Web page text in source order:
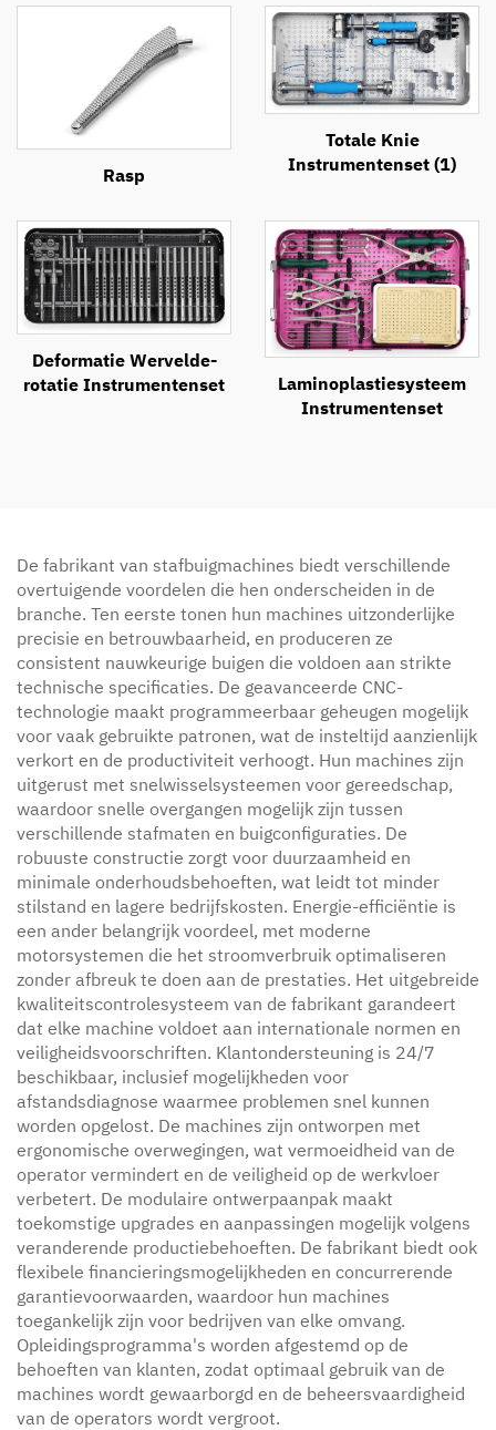
Rasp
Totale Knie
Instrumentenset (1)
Deformatie Wervelde-
rotatie Instrumentenset
Laminoplastiesysteem
Instrumentenset
De fabrikant van stafbuigmachines biedt verschillende
overtuigende voordelen die hen onderscheiden in de
branche. Ten eerste tonen hun machines uitzonderlijke
precisie en betrouwbaarheid, en produceren ze
consistent nauwkeurige buigen die voldoen aan strikte
technische specificaties. De geavanceerde CNC-
technologie maakt programmeerbaar geheugen mogelijk
voor vaak gebruikte patronen, wat de insteltijd aanzienlijk
verkort en de productiviteit verhoogt. Hun machines zijn
uitgerust met snelwisselsysteemen voor gereedschap,
waardoor snelle overgangen mogelijk zijn tussen
verschillende stafmaten en buigconfiguraties. De
robuuste constructie zorgt voor duurzaamheid en
minimale onderhoudsbehoeften, wat leidt tot minder
stilstand en lagere bedrijfskosten. Energie-efficiëntie is
een ander belangrijk voordeel, met moderne
motorsystemen die het stroomverbruik optimaliseren
zonder afbreuk te doen aan de prestaties. Het uitgebreide
kwaliteitscontrolesysteem van de fabrikant garandeert
dat elke machine voldoet aan internationale normen en
veiligheidsvoorschriften. Klantondersteuning is 24/7
beschikbaar, inclusief mogelijkheden voor
afstandsdiagnose waarmee problemen snel kunnen
worden opgelost. De machines zijn ontworpen met
ergonomische overwegingen, wat vermoeidheid van de
operator vermindert en de veiligheid op de werkvloer
verbetert. De modulaire ontwerpaanpak maakt
toekomstige upgrades en aanpassingen mogelijk volgens
veranderende productiebehoeften. De fabrikant biedt ook
flexibele financieringsmogelijkheden en concurrerende
garantievoorwaarden, waardoor hun machines
toegankelijk zijn voor bedrijven van elke omvang.
Opleidingsprogramma's worden afgestemd op de
behoeften van klanten, zodat optimaal gebruik van de
machines wordt gewaarborgd en de beheersvaardigheid
van de operators wordt vergroot.